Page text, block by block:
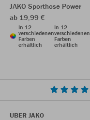
JAKO Sporthose Power
ab 19,99 €
In 12
verschiedenen
Farben
erhältlich
In 12
verschiedenen
Farben
erhältlich
ÜBER JAKO